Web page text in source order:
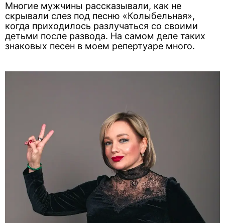
Многие мужчины рассказывали, как не
скрывали слез под песню «Колыбельная»,
когда приходилось разлучаться со своими
детьми после развода. На самом деле таких
знаковых песен в моем репертуаре много.